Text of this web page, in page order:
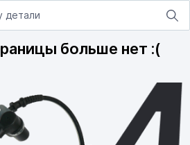
больше нет :(